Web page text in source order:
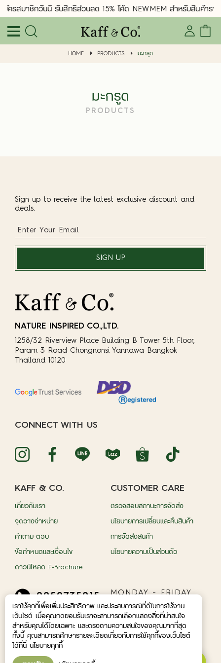
มัครสมาชิกวันนี้ รับสิทธิ์ส่วนลด 15% โค้ด NEWMEM สำหรับสินค้ารา
HOME PRODUCTS มะกรูด
มะกรูด
PRODUCTS
Sign up to receive the latest exclusive discount and
deals.
SIGN UP
NATURE INSPIRED CO.,LTD.
1258/32 Riverview Place Building B Tower 5th Floor,
Param 3 Road Chongnonsi Yannawa Bangkok
Thailand 10120
CONNECT WITH US
KAFF & CO.
เกี่ยวกับเรา
จุดวางจำหน่าย
คำถาม-ตอบ
ข้อกำหนดและเงื่อนไข
ดาวน์โหลด E-Brochure
CUSTOMER CARE
ตรวจสอบสถานะการจัดส่ง
นโยบายการเปลี่ยนและคืนสินค้า
การจัดส่งสินค้า
นโยบายความเป็นส่วนตัว
0959735015
MONDAY - FRIDAY
09.00 A.M - 05.00
P.M.
© 2026 Nature Inspired Co.,Ltd. With Nature
Essentail
เราใช้คุกกี้เพื่อเพิ่มประสิทธิภาพ และประสบการณ์ที่ดีในการใช้งาน
เว็บไซต์ เมื่อคุณกดยอมรับเราจะสามารถเลือกแสดงสิ่งที่น่าสนใจ
สำหรับคุณได้โดยเฉพาะ และตรงตามความสนใจของคุณมากที่สุด
ทั้งนี้ คุณสามารถศึกษารายละเอียดเกี่ยวกับการใช้คุกกี้ของเว็บไซต์
ได้ที่นี่ นโยบายคุกกี้